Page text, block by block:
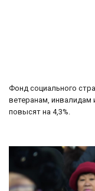
Фонд социального
ветеранам, инвалидам
повысят на 4,3%.